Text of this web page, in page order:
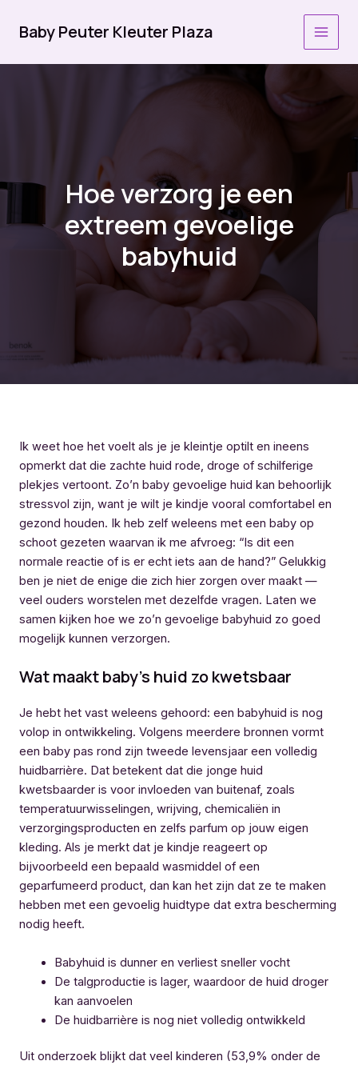
naar
inhoud
Baby Peuter Kleuter Plaza
Hoe verzorg je een
extreem gevoelige
babyhuid
Ik weet hoe het voelt als je je kleintje optilt en ineens
opmerkt dat die zachte huid rode, droge of schilferige
plekjes vertoont. Zo’n baby gevoelige huid kan behoorlijk
stressvol zijn, want je wilt je kindje vooral comfortabel en
gezond houden. Ik heb zelf weleens met een baby op
schoot gezeten waarvan ik me afvroeg: “Is dit een
normale reactie of is er echt iets aan de hand?” Gelukkig
ben je niet de enige die zich hier zorgen over maakt —
veel ouders worstelen met dezelfde vragen. Laten we
samen kijken hoe we zo’n gevoelige babyhuid zo goed
mogelijk kunnen verzorgen.
Wat maakt baby’s huid zo kwetsbaar
Je hebt het vast weleens gehoord: een babyhuid is nog
volop in ontwikkeling. Volgens meerdere bronnen vormt
een baby pas rond zijn tweede levensjaar een volledig
huidbarrière. Dat betekent dat die jonge huid
kwetsbaarder is voor invloeden van buitenaf, zoals
temperatuurwisselingen, wrijving, chemicaliën in
verzorgingsproducten en zelfs parfum op jouw eigen
kleding. Als je merkt dat je kindje reageert op
bijvoorbeeld een bepaald wasmiddel of een
geparfumeerd product, dan kan het zijn dat ze te maken
hebben met een gevoelig huidtype dat extra bescherming
nodig heeft.
Babyhuid is dunner en verliest sneller vocht
De talgproductie is lager, waardoor de huid droger
kan aanvoelen
De huidbarrière is nog niet volledig ontwikkeld
Uit onderzoek blijkt dat veel kinderen (53,9% onder de